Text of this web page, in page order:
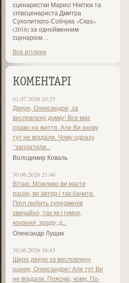
сценаристки Марисі Нікітюк та
співсценариста Дмитра
Сухолиткого-Собчука «Сказ»
(2016) за однойменним
сценарієм…
Все втілене
КОМЕНТАРІ
01.07.2026 10:25
Дякую, Олександре, за
висловлену думку! Все має
право на життя. Але Ви знову
тут не вгадали. Чому одразу
"заплатили...
Володимир Коваль
30.06.2026 21:46
Вітаю. Можливо ви маєте
рацію, ви автор і так бачите.
Піпл любить суперменів
звичайно, так як і гумор,
кохання, зраду, д...
Олександр Лущик
30.06.2026 16:43
Щиро дякую за висловлену
оцінку, Олександре! Але тут Ви
не вгадали. Поясню, чому. По-